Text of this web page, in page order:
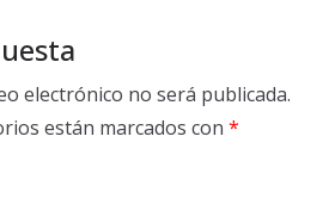
electrónico no será publicada.
están marcados con *